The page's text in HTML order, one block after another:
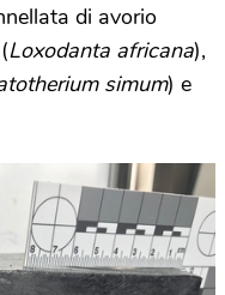
di avorio
Loxodanta africana),
simum) e